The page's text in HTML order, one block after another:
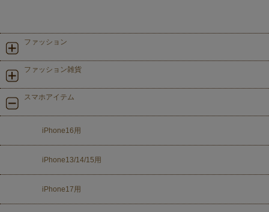
ファッション
ファッション雑貨
スマホアイテム
iPhone16用
iPhone13/14/15用
iPhone17用